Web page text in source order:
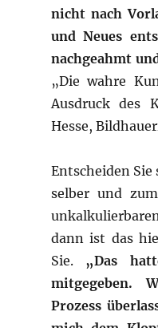
nicht nach
und Neues
nachgeahmt
„Die wahre
Ausdruck des
Hesse,
Entscheiden
selber und
dann ist das
Sie. „Das
mitgegeben.
Prozess